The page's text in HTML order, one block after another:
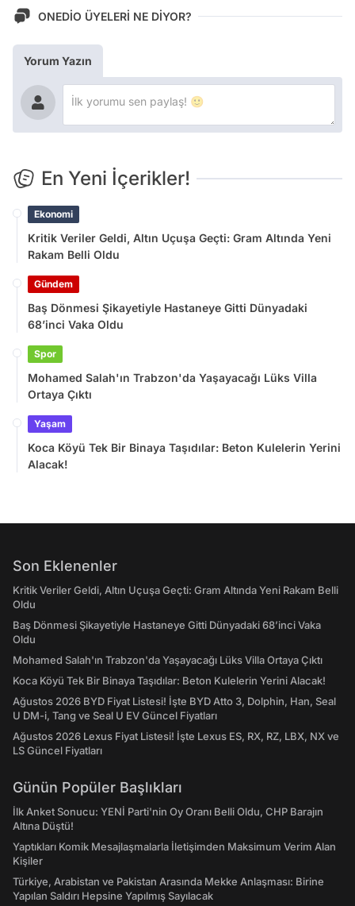
ONEDİO ÜYELERİ NE DİYOR?
Yorum Yazın
En Yeni İçerikler!
Ekonomi
Kritik Veriler Geldi, Altın Uçuşa Geçti: Gram Altında Yeni
Rakam Belli Oldu
Gündem
Baş Dönmesi Şikayetiyle Hastaneye Gitti Dünyadaki
68’inci Vaka Oldu
Spor
Mohamed Salah'ın Trabzon'da Yaşayacağı Lüks Villa
Ortaya Çıktı
Yaşam
Koca Köyü Tek Bir Binaya Taşıdılar: Beton Kulelerin Yerini
Alacak!
Son Eklenenler
Kritik Veriler Geldi, Altın Uçuşa Geçti: Gram Altında Yeni Rakam Belli
Oldu
Baş Dönmesi Şikayetiyle Hastaneye Gitti Dünyadaki 68’inci Vaka
Oldu
Mohamed Salah'ın Trabzon'da Yaşayacağı Lüks Villa Ortaya Çıktı
Koca Köyü Tek Bir Binaya Taşıdılar: Beton Kulelerin Yerini Alacak!
Ağustos 2026 BYD Fiyat Listesi! İşte BYD Atto 3, Dolphin, Han, Seal
U DM-i, Tang ve Seal U EV Güncel Fiyatları
Ağustos 2026 Lexus Fiyat Listesi! İşte Lexus ES, RX, RZ, LBX, NX ve
LS Güncel Fiyatları
Günün Popüler Başlıkları
İlk Anket Sonucu: YENİ Parti'nin Oy Oranı Belli Oldu, CHP Barajın
Altına Düştü!
Yaptıkları Komik Mesajlaşmalarla İletişimden Maksimum Verim Alan
Kişiler
Türkiye, Arabistan ve Pakistan Arasında Mekke Anlaşması: Birine
Yapılan Saldırı Hepsine Yapılmış Sayılacak